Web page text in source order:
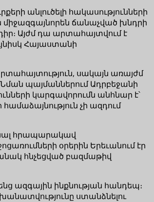
անլուծելի հակասությունների
միջազգայնորեն ճանաչված խնդրի
Այժմ դա արտահայտվում է
Հայաստանի
սակայն առայժմ
պայմաններում Ադրբեջանի
կարգավորումն անհնար է՝
չի ազդում
հրապարակավ
օրերին Երեւանում էր
հնչեցված բազմաթիվ
ազգային ինքնության հանդեպ։
ստանձնելու